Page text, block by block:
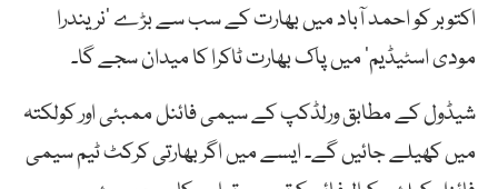
اکتوبر کو احمد آباد میں بھارت کے سب سے بڑے ‘نریندرا
مودی اسٹیڈیم’ میں پاک بھارت ٹاکرا کا میدان سجے گا۔
شیڈول کے مطابق ورلڈکپ کے سیمی فائنل ممبئی اور کولکتہ
میں کھیلے جائیں گے۔ ایسے میں اگر بھارتی کرکٹ ٹیم سیمی